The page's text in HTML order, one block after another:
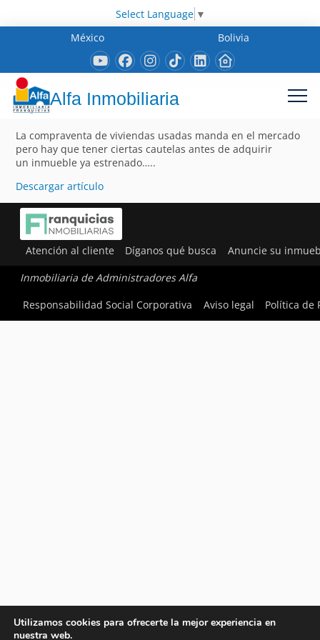
Select Language ▼
México
Bolivia
Alfa Inmobiliaria
La compraventa de viviendas usadas manda en el mercado
pero hay que tener ciertas cautelas antes de adquirir
un inmueble ya estrenado…..
Descargar artículo
Atención al cliente Díganos qué busca Anuncie su
Inmobiliaria de Administradores Alfa
Responsabilidad Social Corporativa
Aviso legal Política de
Utilizamos cookies para ofrecerte la mejor experiencia en
nuestra web.